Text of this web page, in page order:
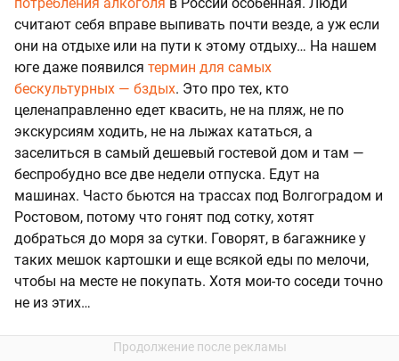
считают себя вправе выпивать почти везде, а уж если
они на отдыхе или на пути к этому отдыху… На нашем
юге даже появился термин для самых
бескультурных — бздых. Это про тех, кто
целенаправленно едет квасить, не на пляж, не по
экскурсиям ходить, не на лыжах кататься, а
заселиться в самый дешевый гостевой дом и там —
беспробудно все две недели отпуска. Едут на
машинах. Часто бьются на трассах под Волгоградом и
Ростовом, потому что гонят под сотку, хотят
добраться до моря за сутки. Говорят, в багажнике у
таких мешок картошки и еще всякой еды по мелочи,
чтобы на месте не покупать. Хотя мои-то соседи точно
не из этих…